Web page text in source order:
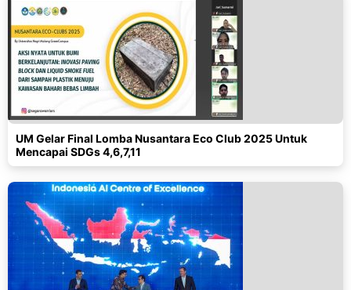
UM Gelar Final Lomba Nusantara Eco Club 2025 Untuk
Mencapai SDGs 4,6,7,11